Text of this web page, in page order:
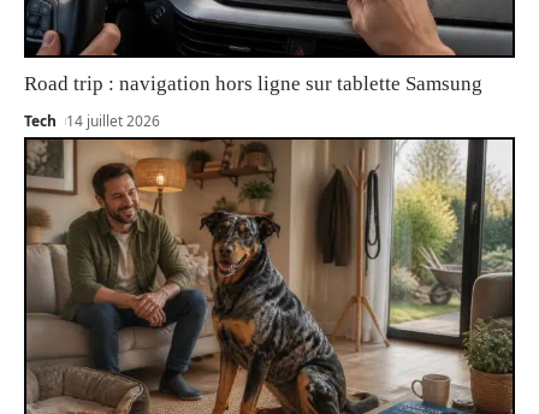
Road trip : navigation hors ligne sur tablette Samsung
Tech 14 juillet 2026